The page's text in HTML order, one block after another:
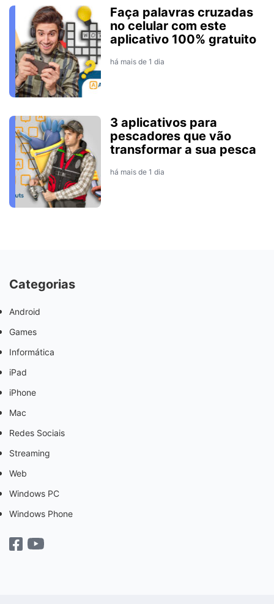
Faça palavras cruzadas
no celular com este
aplicativo 100% gratuito
há mais de 1 dia
3 aplicativos para
pescadores que vão
transformar a sua pesca
há mais de 1 dia
Categorias
Android
Games
Informática
iPad
iPhone
Mac
Redes Sociais
Streaming
Web
Windows PC
Windows Phone